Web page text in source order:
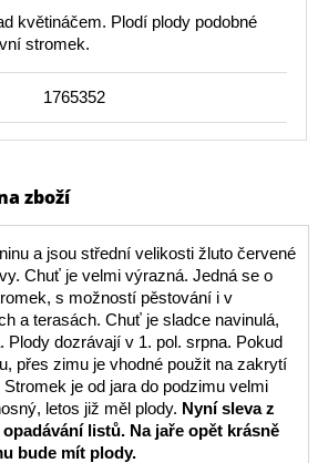
květináčem. Plodí plody podobné
stromek.
1765352
zboží
a jsou střední velikosti žluto červené
Chuť je velmi výrazná. Jedná se o
s možností pěstování i v
a terasách. Chuť je sladce navinulá,
Plody dozrávají v 1. pol. srpna. Pokud
přes zimu je vhodné použit na zakrytí
je od jara do podzimu velmi
letos již měl plody. Nyní sleva z
listů. Na jaře opět krásně
bude mít plody.